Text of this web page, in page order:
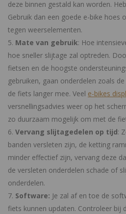
deze binnen gestald kan worden.
Gebruik dan een goede e-bike hoes
tegen weerselementen.
Mate van gebruik: Hoe
hoe sneller slijtage zal optreden.
fietsen en de hoogste
gebruiken, gaan onderdelen zoals
de fiets langer mee. Veel e-bikes
versnellingsadvies weer op het
zo duurzaam mogelijk om met de
Vervang slijtagedelen op tijd:
banden versleten zijn, de ketting
minder effectief zijn, vervang deze
de versleten onderdelen schade of
onderdelen.
Software: Je zal af en toe de
fiets kunnen updaten. Controleer bij